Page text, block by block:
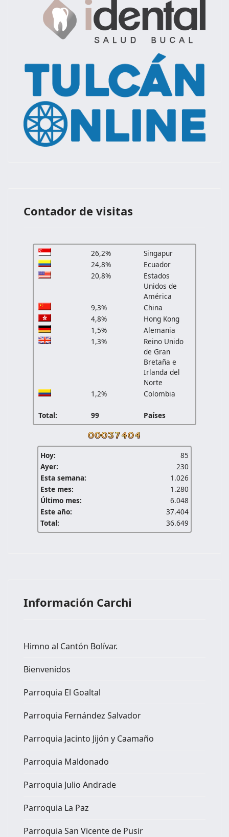
Contador de visitas
26,2%
Singapur
24,8%
Ecuador
20,8%
Estados
Unidos de
América
9,3%
China
4,8%
Hong Kong
1,5%
Alemania
1,3%
Reino Unido
de Gran
Bretaña e
Irlanda del
Norte
1,2%
Colombia
Total: 99 Países
Hoy:
85
Ayer:
230
Esta semana:
1.026
Este mes:
1.280
Último mes:
6.048
Este año:
37.404
Total:
36.649
Información Carchi
Himno al Cantón Bolívar.
Bienvenidos
Parroquia El Goaltal
Parroquia Fernández Salvador
Parroquia Jacinto Jijón y Caamaño
Parroquia Maldonado
Parroquia Julio Andrade
Parroquia La Paz
Parroquia San Vicente de Pusir